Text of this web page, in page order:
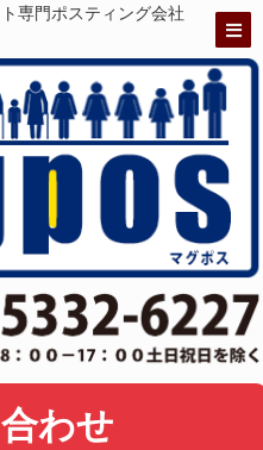
専門ポスティング会社
わせ